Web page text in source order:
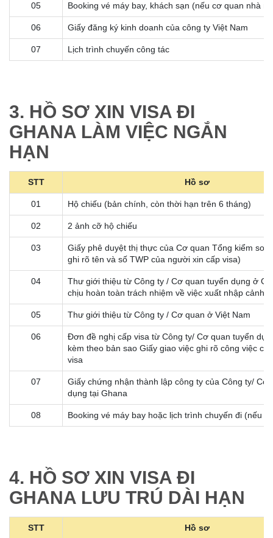
05 Booking vé máy bay, khách sạn (nếu cơ quan nhà
06 Giấy đăng ký kinh doanh của công ty Việt Nam
07 Lịch trình chuyến công tác
3. HỒ SƠ XIN VISA ĐI
GHANA LÀM VIỆC NGẮN
HẠN
STT Hồ sơ
01 Hộ chiếu (bản chính, còn thời hạn trên 6 tháng)
02 2 ảnh cỡ hộ chiếu
03
Giấy phê duyệt thị thực của Cơ quan Tổng kiểm
ghi rõ tên và số TWP của người xin cấp visa)
04
Thư giới thiệu từ Công ty / Cơ quan tuyển dụng ở
chịu hoàn toàn trách nhiệm về việc xuất nhập cảnh
05 Thư giới thiệu từ Công ty / Cơ quan ở Việt Nam
06
Đơn đề nghị cấp visa từ Công ty/ Cơ quan tuyển
kèm theo bản sao Giấy giao việc ghi rõ công việc
visa
07
Giấy chứng nhận thành lập công ty của Công ty/ Cơ
dụng tại Ghana
08 Booking vé máy bay hoặc lịch trình chuyến đi (nếu
4. HỒ SƠ XIN VISA ĐI
GHANA LƯU TRÚ DÀI HẠN
STT Hồ sơ